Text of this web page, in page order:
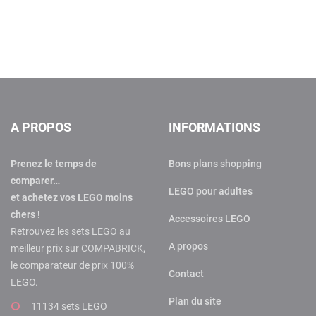
A PROPOS
Prenez le temps de
comparer…
et achetez vos LEGO moins
chers !
Retrouvez les sets LEGO au
meilleur prix sur COMPABRICK,
le comparateur de prix 100%
LEGO.
11134 sets LEGO
INFORMATIONS
Bons plans shopping
LEGO pour adultes
Accessoires LEGO
A propos
Contact
Plan du site